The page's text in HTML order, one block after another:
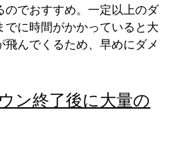
のでおすすめ。一定以上のダ
でに時間がかかっていると大
飛んでくるため、早めにダメ
ン終了後に大量の